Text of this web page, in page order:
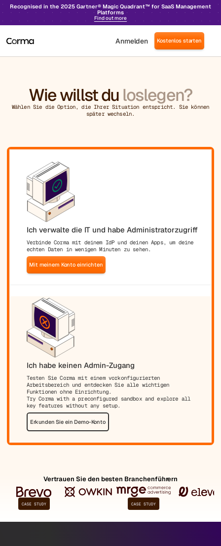
Recognised in the 2025 Gartner® Magic Quadrant™ for SaaS Management
Platforms
Find out more
Anmelden Kostenlos starten
Wie willst du loslegen?
Wählen Sie die Option, die Ihrer Situation entspricht. Sie können
später wechseln.
Ich verwalte die IT und habe Administratorzugriff
Verbinde Corma mit deinem IdP und deinen Apps, um deine
echten Daten in wenigen Minuten zu sehen.
Mit meinem Konto einrichten
Ich habe keinen Admin-Zugang
Testen Sie Corma mit einem vorkonfigurierten
Arbeitsbereich und entdecken Sie alle wichtigen
Funktionen ohne Einrichtung.
Try Corma with a preconfigured sandbox and explore all
key features without any setup.
Erkunden Sie ein Demo-Konto
Vertrauen Sie den besten Branchenführern
CASE STUDY CASE STUDY